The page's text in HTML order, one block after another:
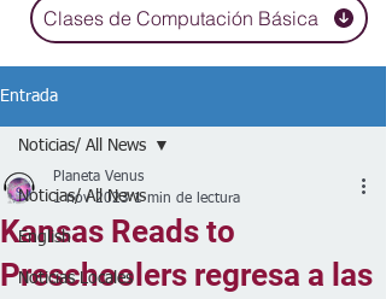
Clases de Computación Básica
Entrada
Noticias/ All News
English
Noticias Locales
Noticias/ All News
Kansas Reads to
Preschoolers regresa a las
Planeta Venus
1 nov 2023 1 min de lectura